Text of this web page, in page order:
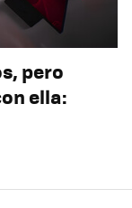
pero
ella: